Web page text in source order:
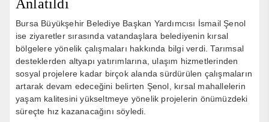
Anlatıldı
Bursa Büyükşehir Belediye Başkan Yardımcısı İsmail Şenol
ise ziyaretler sırasında vatandaşlara belediyenin kırsal
bölgelere yönelik çalışmaları hakkında bilgi verdi. Tarımsal
desteklerden altyapı yatırımlarına, ulaşım hizmetlerinden
sosyal projelere kadar birçok alanda sürdürülen çalışmaların
artarak devam edeceğini belirten Şenol, kırsal mahallelerin
yaşam kalitesini yükseltmeye yönelik projelerin önümüzdeki
süreçte hız kazanacağını söyledi.